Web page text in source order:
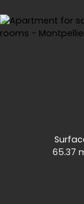
65.37